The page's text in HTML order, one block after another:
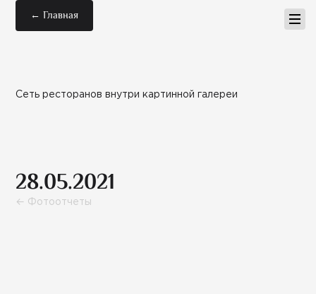
← Главная
Сеть ресторанов внутри картинной галереи
28.05.2021
← Фотоотчеты